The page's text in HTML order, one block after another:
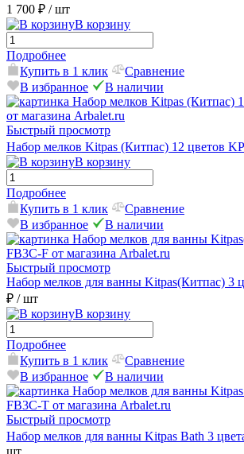
1 700 ₽ / шт
В корзину
Подробнее
Купить в 1 клик
Сравнение
В избранное
В наличии
Быстрый просмотр
Набор мелков Kitpas (Китпас) 12 цветов
В корзину
Подробнее
Купить в 1 клик
Сравнение
В избранное
В наличии
Быстрый просмотр
Набор мелков для ванны Kitpas(Китпас) 3
₽ / шт
В корзину
Подробнее
Купить в 1 клик
Сравнение
В избранное
В наличии
Быстрый просмотр
Набор мелков для ванны Kitpas Bath 3
шт